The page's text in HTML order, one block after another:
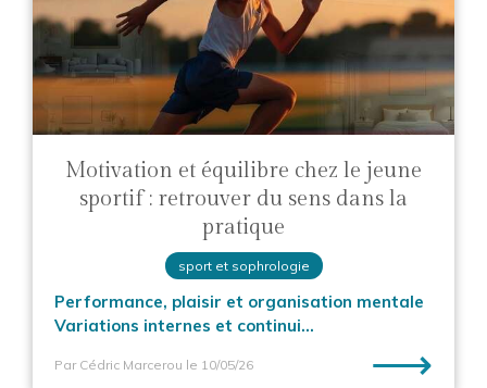
Motivation et équilibre chez le jeune
sportif : retrouver du sens dans la
pratique
sport et sophrologie
Performance, plaisir et organisation mentale
Variations internes et continui...
Par Cédric Marcerou le 10/05/26 ⟶